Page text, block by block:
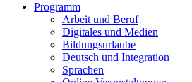
Programm
Arbeit und Beruf
Digitales und Medien
Bildungsurlaube
Deutsch und Integration
Sprachen